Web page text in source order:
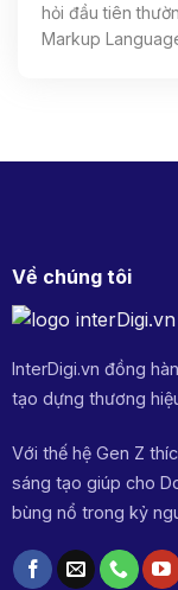
hỏi đầu tiên
Markup
Về chúng tôi
InterDigi.vn đồng
tạo dựng thương
Với thế hệ Gen Z
sáng tạo giúp cho
bùng nổ trong kỷ